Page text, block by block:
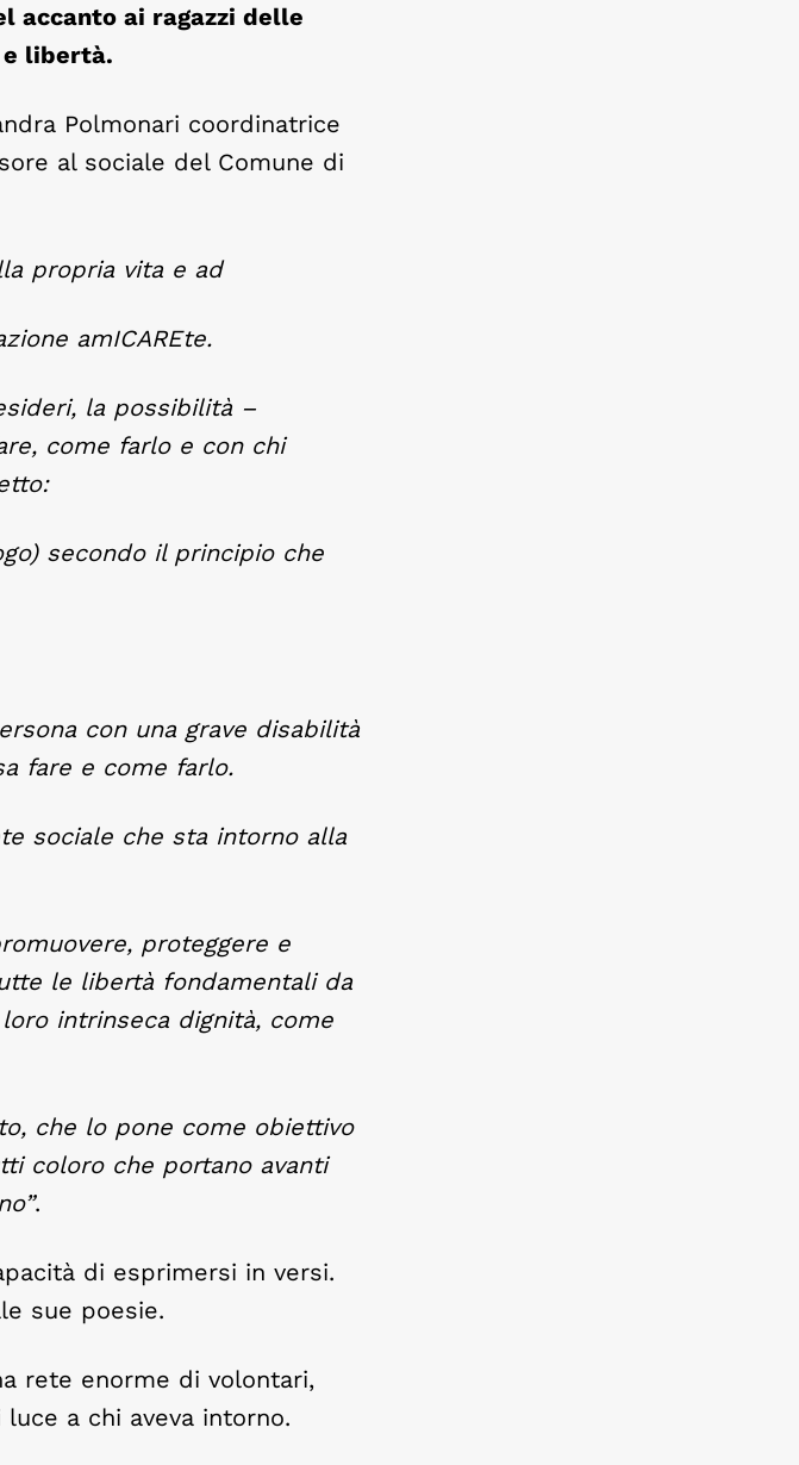
accanto ai ragazzi delle
libertà.
Polmonari coordinatrice
al sociale del Comune di
propria vita e ad
amICAREte.
la possibilità –
come farlo e con chi
secondo il principio che
con una grave disabilità
fare e come farlo.
sociale che sta intorno alla
proteggere e
le libertà fondamentali da
intrinseca dignità, come
che lo pone come obiettivo
coloro che portano avanti
.
di esprimersi in versi.
sue poesie.
rete enorme di volontari,
a chi aveva intorno.